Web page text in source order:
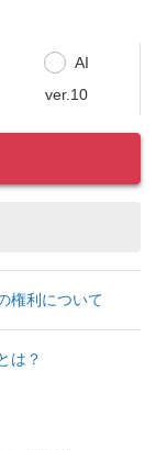
AI
ver.10
権利について
は？